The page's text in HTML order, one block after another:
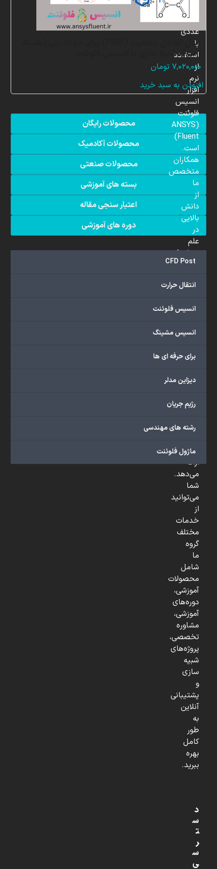
زایی)، شبیه سازی با انسیس فلوئنت
۷,۰۲۰,۰۰۰ تومان
افزودن به سبد خرید
محصولات رایگان
محصولات آکادمیک
محصولات صنعتی
بسته های آموزشی
اعتبار سنجی مقاله
دوره های آموزشی
CFD Post
انتقال حرارت
انسیس فلوئنت
انسیس مشینگ
برای حرفه ای ها
دیزاین مدلر
رژیم جریان
رشته های مهندسی
ماژول فلوئنت
شبیه
سازی
عددی
با
استفاده
از
نرم
افزار
انسیس
فلوئنت
(ANSYS
Fluent)
است.
همکاران
متخصص
ما
از
دانش
بالایی
در
علم
دینامیک
سیالات
(CFD)
هستند.
ما
گسترده‌ای
با
دانشگاهی،
صنعتی
...
ارائه
می‌دهد.
شما
می‌توانید
از
خدمات
مختلف
گروه
ما
شامل
محصولات
آموزشی،
دوره‌های
آموزشی،
مشاوره
تخصصی،
پروژه‌های
شبیه
سازی
و
پشتیبانی
آنلاین
به
طور
کامل
بهره
ببرید.
د
س
ت
ر
س
ی